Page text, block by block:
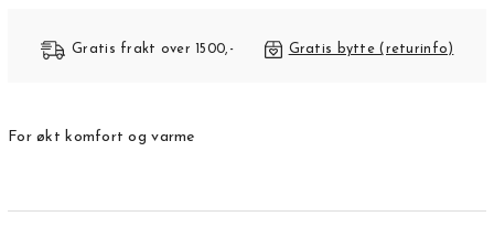
Gratis frakt over 1500,- Gratis bytte (returinfo)
For økt komfort og varme